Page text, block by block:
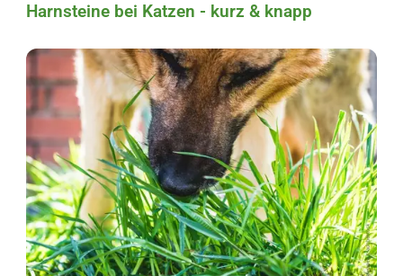
Harnsteine bei Katzen - kurz & knapp